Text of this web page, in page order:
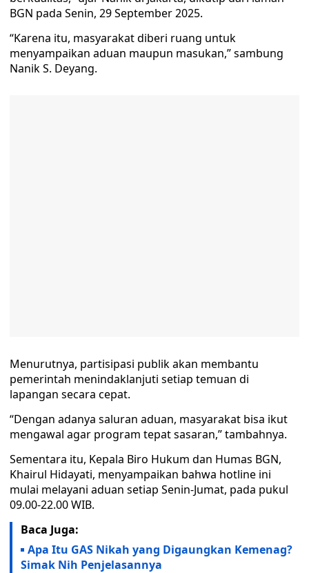
BGN pada Senin, 29 September 2025.
“Karena itu, masyarakat diberi ruang untuk
menyampaikan aduan maupun masukan,” sambung
Nanik S. Deyang.
Menurutnya, partisipasi publik akan membantu
pemerintah menindaklanjuti setiap temuan di
lapangan secara cepat.
“Dengan adanya saluran aduan, masyarakat bisa ikut
mengawal agar program tepat sasaran,” tambahnya.
Sementara itu, Kepala Biro Hukum dan Humas BGN,
Khairul Hidayati, menyampaikan bahwa hotline ini
mulai melayani aduan setiap Senin-Jumat, pada pukul
09.00-22.00 WIB.
Baca Juga:
Apa Itu GAS Nikah yang Digaungkan Kemenag?
Simak Nih Penjelasannya